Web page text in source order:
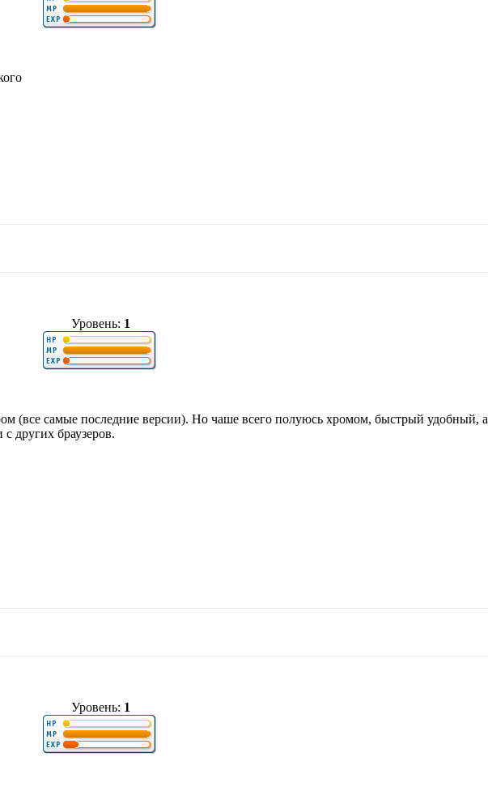
Уровень: 1
(все самые последние версии). Но чаше всего полуюсь хромом, быстрый удобный, а
с других браузеров.
Уровень: 1